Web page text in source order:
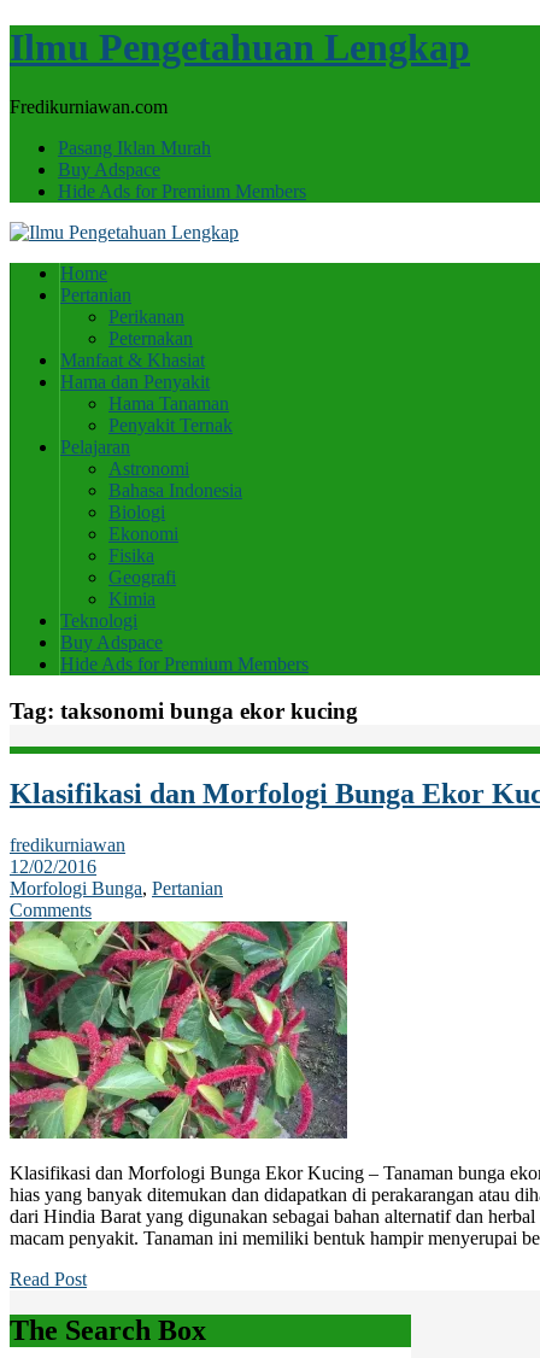
Ilmu Pengetahuan Lengkap
Fredikurniawan.com
Pasang Iklan Murah
Buy Adspace
Hide Ads for Premium Members
Home
Pertanian
Perikanan
Peternakan
Manfaat & Khasiat
Hama dan Penyakit
Hama Tanaman
Penyakit Ternak
Pelajaran
Astronomi
Bahasa Indonesia
Biologi
Ekonomi
Fisika
Geografi
Kimia
Teknologi
Buy Adspace
Hide Ads for Premium Members
Tag: taksonomi bunga ekor kucing
Klasifikasi dan Morfologi Bunga Ekor
fredikurniawan
12/02/2016
Morfologi Bunga, Pertanian
Comments
Klasifikasi dan Morfologi Bunga Ekor Kucing – Tanaman bunga
hias yang banyak ditemukan dan didapatkan di perakarangan atau
dari Hindia Barat yang digunakan sebagai bahan alternatif dan
macam penyakit. Tanaman ini memiliki bentuk hampir menyerupai
Read Post
The Search Box